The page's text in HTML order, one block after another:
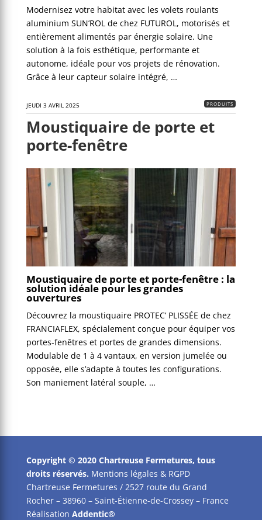
Modernisez votre habitat avec les volets roulants
aluminium SUN’ROL de chez FUTUROL, motorisés et
entièrement alimentés par énergie solaire. Une
solution à la fois esthétique, performante et
autonome, idéale pour vos projets de rénovation.
Grâce à leur capteur solaire intégré, …
JEUDI 3 AVRIL 2025 PRODUITS
Moustiquaire de porte et
porte-fenêtre
Moustiquaire de porte et porte-fenêtre : la
solution idéale pour les grandes
ouvertures
Découvrez la moustiquaire PROTEC’ PLISSÉE de chez
FRANCIAFLEX, spécialement conçue pour équiper vos
portes-fenêtres et portes de grandes dimensions.
Modulable de 1 à 4 vantaux, en version jumelée ou
opposée, elle s’adapte à toutes les configurations.
Son maniement latéral souple, …
Copyright © 2020 Chartreuse Fermetures, tous
droits réservés. Mentions légales & RGPD
Chartreuse Fermetures / 2527 route du Grand
Rocher – 38960 – Saint-Étienne-de-Crossey – France
Réalisation Addentic®